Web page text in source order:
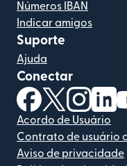
Números IBAN
Indicar amigos
Suporte
Ajuda
Conectar
(abre em uma
(abre em
(abre
Acordo de Usuário
Contrato de usuário
Aviso de privacidade